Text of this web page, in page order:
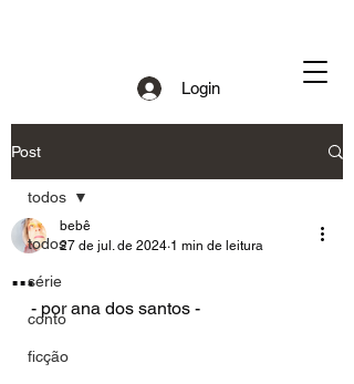
Login
Post
todos
série
conto
ficção
todos
...
bebê
27 de jul. de 2024 1 min de leitura
- por ana dos santos -